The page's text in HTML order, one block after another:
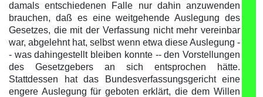
damals entschiedenen Falle nur dahin anzuwenden
brauchen, daß es eine weitgehende Auslegung des
Gesetzes, die mit der Verfassung nicht mehr vereinbar
war, abgelehnt hat, selbst wenn etwa diese Auslegung -
- was dahingestellt bleiben konnte -- den Vorstellungen
des Gesetzgebers an sich entsprochen hätte.
Stattdessen hat das Bundesverfassungsgericht eine
engere Auslegung für geboten erklärt, die dem Willen